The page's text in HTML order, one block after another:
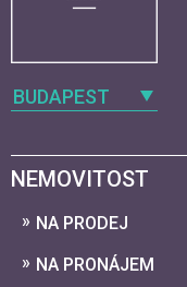
BUDAPEST
NEMOVITOST
NA PRODEJ
NA PRONÁJEM